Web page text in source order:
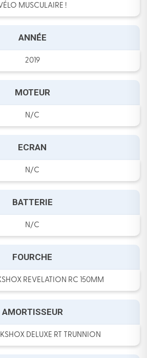
MUSCULAIRE !
ANNÉE
2019
MOTEUR
N/C
ECRAN
N/C
BATTERIE
N/C
FOURCHE
REVELATION RC 150MM
AMORTISSEUR
DELUXE RT TRUNNION